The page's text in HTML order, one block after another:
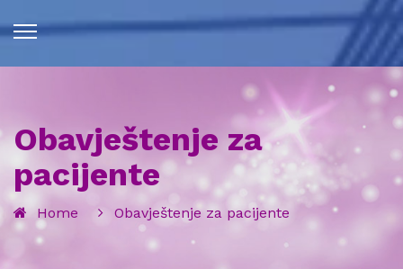
Obavještenje za
pacijente
Home Obavještenje za pacijente